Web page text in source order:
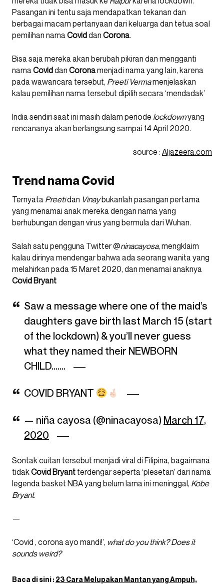
Pasangan ini tentu saja mendapatkan tekanan dan
berbagai macam pertanyaan dari keluarga dan tetua soal
pemilihan namaCoviddan Corona.
Bisa saja mereka akan berubah pikiran dan mengganti
namaCoviddan Coronamenjadi nama yang lain, karena
pada wawancara tersebut, Preeti Vermamenjelaskan
kalau pemilihan nama tersebut dipilih secara ‘mendadak’
India sendiri saat ini masih dalam periode lockdownyang
rencananya akan berlangsung sampai 14 April 2020.
source : Aljazeera.com
Trend nama Covid
Ternyata Preetidan Vinaybukanlah pasangan pertama
yang menamai anak mereka dengan nama yang
berhubungan dengan virus yang bermula dari Wuhan.
Salah satu pengguna Twitter @ninacayosa, mengklaim
kalau dirinya mendengar bahwa ada seorang wanita yang
melahirkan pada 15 Maret 2020, dan menamai anaknya
Covid Bryant
Saw a message where one of the maid’s
daughters gave birth last March 15 (start
of the lockdown) & you’ll never guess
what they named their NEWBORN
CHILD…….
COVID BRYANT
— niña cayosa (@ninacayosa) March 17,
2020
Sontak cuitan tersebut menjadi viral di Filipina, bagaimana
tidakCovid Bryant terdengar seperta ‘plesetan’ dari nama
legenda basket NBA yang belum lama ini meninggal, Kobe
Bryant.
—
‘Covid , corona ayo mandi!’, what do you think? Does it
sounds weird?
Baca di sini :23 Cara Melupakan Mantan yang Ampuh,